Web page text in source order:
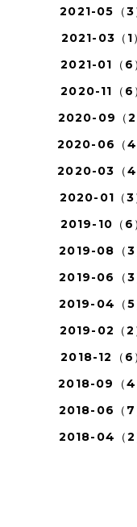
2021-05（3
2021-03（1
2021-01（6
2020-11（6
2020-09（2
2020-06（4
2020-03（4
2020-01（3
2019-10（6
2019-08（3
2019-06（3
2019-04（5
2019-02（2
2018-12（6
2018-09（4
2018-06（7
2018-04（2